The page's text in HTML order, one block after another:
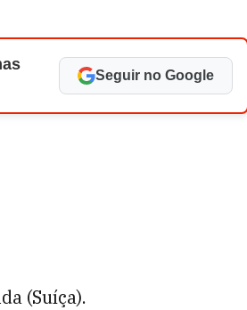
Seguir no Google
(Suíça).